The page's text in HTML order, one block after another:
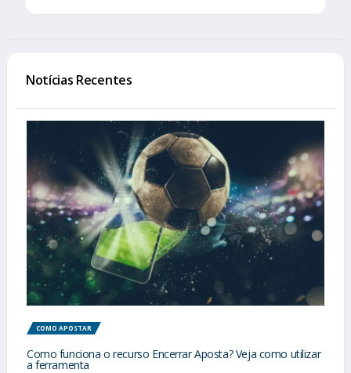
Notícias Recentes
COMO APOSTAR
Como funciona o recurso Encerrar Aposta? Veja como utilizar
a ferramenta